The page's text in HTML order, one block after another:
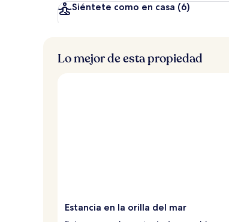
Siéntete como en casa (6)
Lo mejor de esta propiedad
Estancia en la orilla del mar